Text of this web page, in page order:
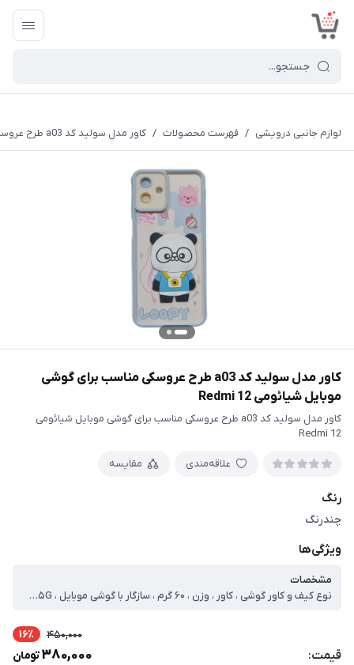
لوازم جانبی درویشی / فهرست محصولات / کاور مدل سولید کد a03 طرح عروسکی مناسب برای گوشی موبایل شیائومی Redmi 12
کاور مدل سولید کد a03 طرح عروسکی مناسب برای گوشی
موبایل شیائومی Redmi 12
کاور مدل سولید کد a03 طرح عروسکی مناسب برای گوشی موبایل شیائومی
Redmi 12
علاقه‌مندی مقایسه
رنگ
چندرنگ
ویژگی‌ها
مشخصات
نوع کیف و کاور گوشی ، کاور ، وزن ، ۶۰ گرم ، سازگار با گوشی موبایل ، Xiaomi Redmi ۱۲ ۵G ، ساختار ، مات ، سطح پوشش ، حفاظت از دکمه‌ها ، لبه راست ، لبه چپ ، لبه پایینی ، لبه بالایی ، قاب پشتی
قیمت:
450,000 16٪
380,000تومان